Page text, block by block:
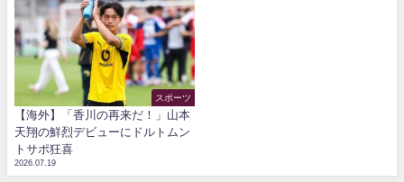
スポーツ
【海外】「香川の再来だ！」山本
天翔の鮮烈デビューにドルトムン
トサポ狂喜
2026.07.19